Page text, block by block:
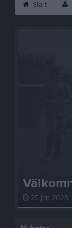
Start
25 jan 2023